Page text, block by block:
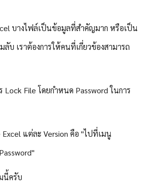
บางไฟล์เป็นข้อมูลที่สำคัญมาก หรือเป็น
ลับ เราต้องการให้คนที่เกี่ยวข้องสามารถ
Lock File โดยกำหนด Password ในการ
Excel แต่ละ Version คือ "ไปที่เมนู
นี้ครับ